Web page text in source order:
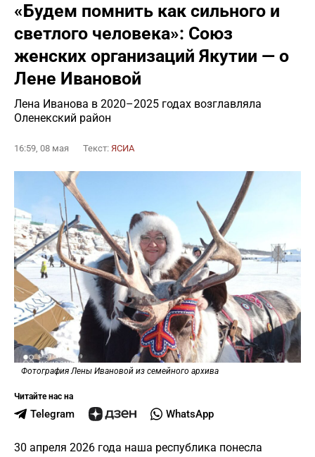
«Будем помнить как сильного и
светлого человека»: Союз
женских организаций Якутии — о
Лене Ивановой
Лена Иванова в 2020–2025 годах возглавляла
Оленекский район
16:59, 08 мая Текст: ЯСИА
Фотография Лены Ивановой из семейного архива
Читайте нас на
Telegram WhatsApp
30 апреля 2026 года наша республика понесла